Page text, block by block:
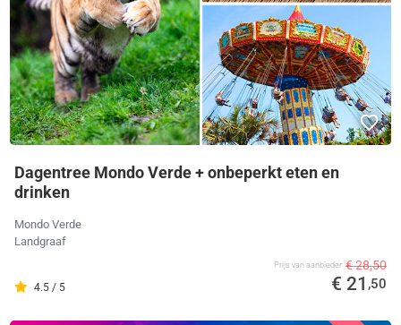
Dagentree Mondo Verde + onbeperkt eten en
drinken
Mondo Verde
Landgraaf
4.5 / 5
Prijs van aanbieder € 28,50
€ 21 ,50